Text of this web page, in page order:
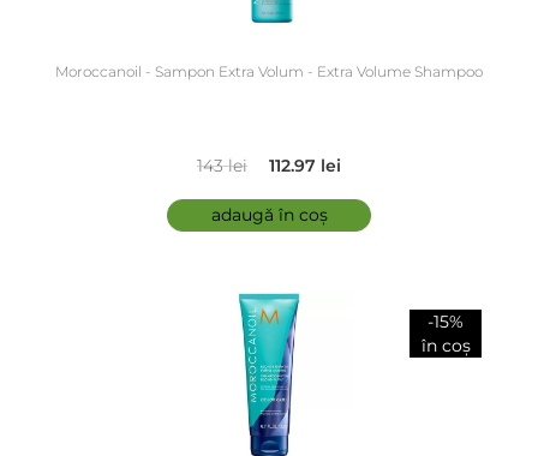
Moroccanoil - Sampon Extra Volum - Extra Volume Shampoo
143 lei 112.97 lei
adaugă în coș
-15%
în coș